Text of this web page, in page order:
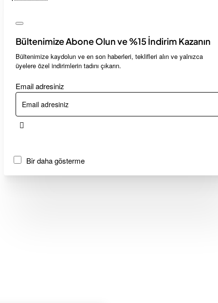
Bültenimize Abone Olun ve %15 İndirim Kazanın
Bültenimize kaydolun ve en son haberleri, teklifleri alın ve yalnızca
üyelere özel indirimlerin tadını çıkarın.
Email adresiniz
Bir daha gösterme